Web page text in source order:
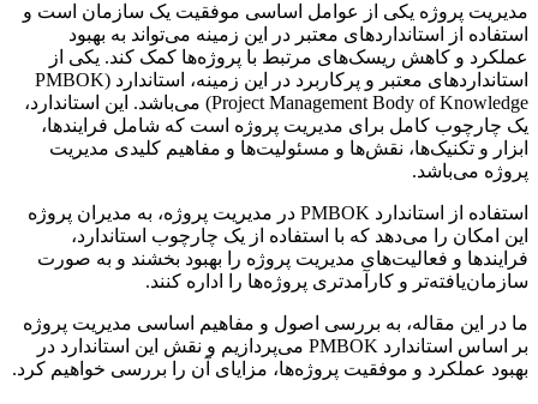
پروژه یکی از عوامل اساسی موفقیت یک سازمان است و
از استانداردهای معتبر در این زمینه می‌تواند به بهبود
و کاهش ریسک‌های مرتبط با پروژه‌ها کمک کند. یکی از
استانداردهای معتبر و پرکاربرد در این زمینه، استاندارد PMBOK)
Project Management Body of Knowledge) می‌باشد. این استاندارد،
کامل برای مدیریت پروژه است که شامل فرایندها،
و تکنیک‌ها، نقش‌ها و مسئولیت‌ها و مفاهیم کلیدی مدیریت
می‌باشد.
استفاده از استاندارد PMBOK در مدیریت پروژه، به مدیران پروژه
را می‌دهد که با استفاده از یک چارچوب استاندارد،
و فعالیت‌های مدیریت پروژه را بهبود بخشند و به صورت
و کارآمدتری پروژه‌ها را اداره کنند.
این مقاله، به بررسی اصول و مفاهیم اساسی مدیریت پروژه
بر اساس استاندارد PMBOK می‌پردازیم و نقش این استاندارد در
عملکرد و موفقیت پروژه‌ها، مزایای آن را بررسی خواهیم کرد.